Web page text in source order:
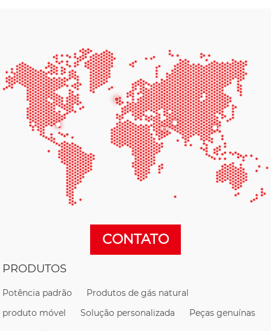
CONTATO
PRODUTOS
Potência padrão
Produtos de gás natural
produto móvel
Solução personalizada Peças genuínas